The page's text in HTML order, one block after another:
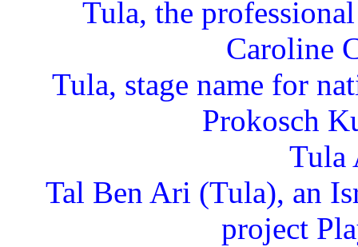
Tula, the
Caroline
Tula, stage name for
Prokosch
Tula
Tal Ben Ari (Tula), an
project